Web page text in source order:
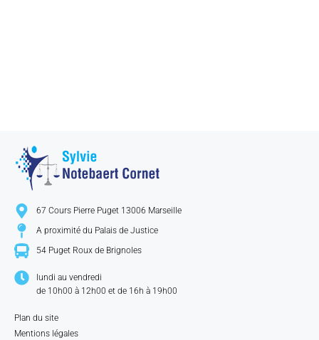
67 Cours Pierre Puget 13006 Marseille
A proximité du Palais de Justice​
54 Puget Roux de Brignoles​
lundi au vendredi
de 10h00 à 12h00 et de 16h à 19h00​​
Plan du site
Mentions légales